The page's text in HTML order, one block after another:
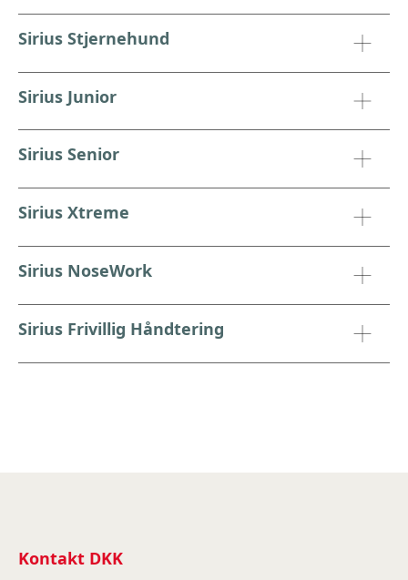
Sirius Stjernehund
Sirius Junior
Sirius Senior
Sirius Xtreme
Sirius NoseWork
Sirius Frivillig Håndtering
Kontakt DKK